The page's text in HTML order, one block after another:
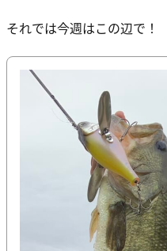
それでは今週はこの辺で